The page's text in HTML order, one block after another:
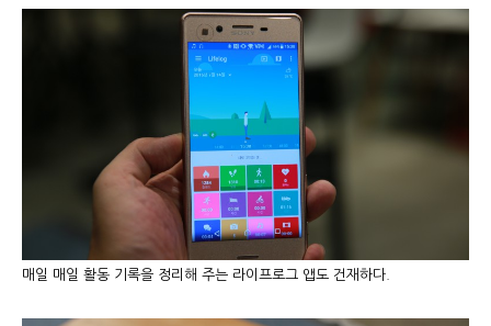
매일 매일 활동 기록을 정리해 주는 라이프로그 앱도 건재하다.